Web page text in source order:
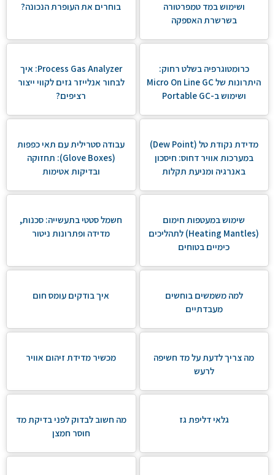
ושימוש במד טמפרטורה
בשרשרת האספקה
בוחרים את העופרת הנכונה?
כרומטוגרפיה בשלט רחוק:
היתרונות של Micro On Line GC
ושימוש ב-Portable GC
Process Gas Analyzer: איך
לבחור אנלייזר גזים לקווי ייצור
רציפים?
מדידת נקודת טל (Dew Point)
במערכות אוויר דחוס: חיסכון
באנרגיה ומניעת תקלות
עבודה סטרילית עם תאי כפפות
(Glove Boxes): תחזוקה
ובדיקות אטימות
שימוש במעטפות חימום
(Heating Mantles) לתהליכים
כימיים בטוחים
חשמל סטטי בתעשייה: סכנות,
מדידה ופתרונות ניטור
למה משמשים בוחשים
מעבדתיים
איך בודקים עומס חום
מה צריך לדעת על מד חשיפה
לרעש
מכשיר מדידת זיהום אוויר
גלאי דליפת גז
מה חשוב לבדוק לפני בדיקת מד
חוסר חמצן